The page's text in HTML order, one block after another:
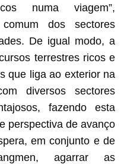
numa viagem”,
dos sectores
De igual modo, a
terrestres ricos e
que liga ao exterior na
diversos sectores
fazendo esta
perspectiva de avanço
em conjunto e de
agarrar as